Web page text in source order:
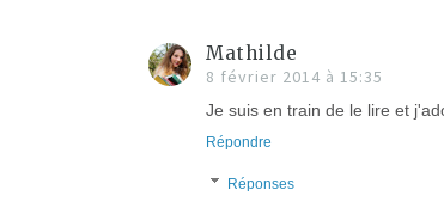
Mathilde
8 février 2014 à 15:35
Je suis en train de le lire et
Répondre
Réponses